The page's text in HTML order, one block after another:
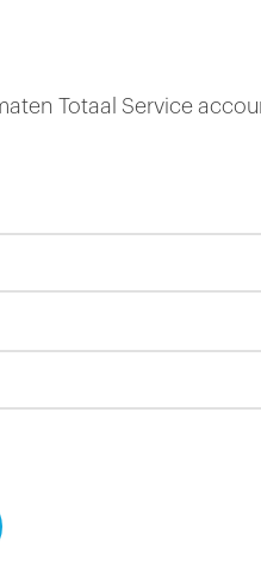
Totaal Service